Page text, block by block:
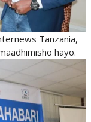
Tanzania,
hayo.